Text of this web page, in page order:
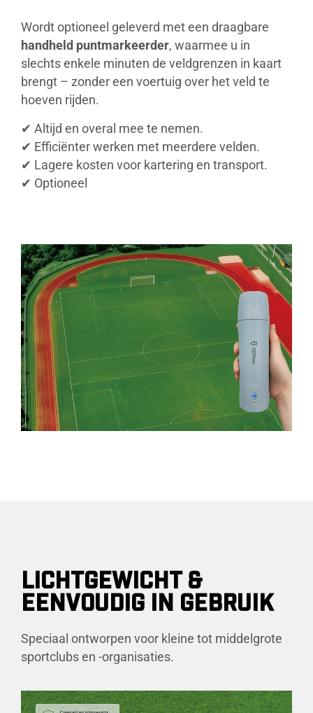
Wordt optioneel geleverd met een draagbare
handheld puntmarkeerder, waarmee u in
slechts enkele minuten de veldgrenzen in kaart
brengt – zonder een voertuig over het veld te
hoeven rijden.
✔ Altijd en overal mee te nemen.
✔ Efficiënter werken met meerdere velden.
✔ Lagere kosten voor kartering en transport.
✔ Optioneel
LICHTGEWICHT &
EENVOUDIG IN GEBRUIK
Speciaal ontworpen voor kleine tot middelgrote
sportclubs en -organisaties.